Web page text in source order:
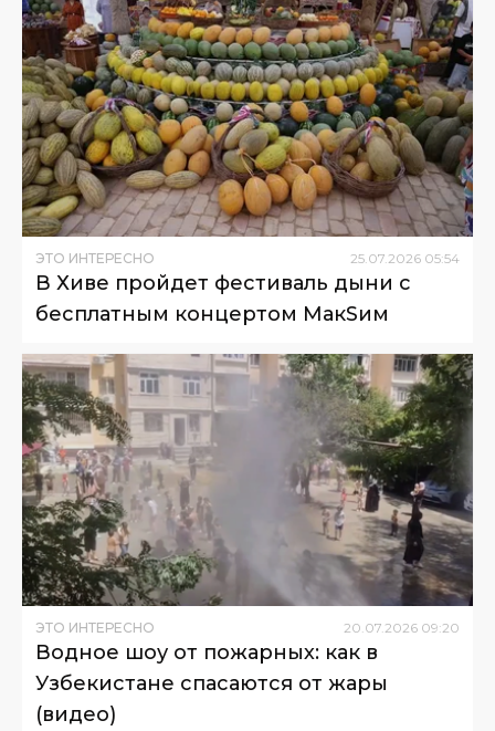
ЭТО ИНТЕРЕСНО 25.07.2026 05:54
В Хиве пройдет фестиваль дыни с
бесплатным концертом МакSим
ЭТО ИНТЕРЕСНО 20 07 2026 09:20
Водное шоу от пожарных: как в
Узбекистане спасаются от жары
(видео)